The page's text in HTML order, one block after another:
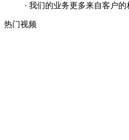
· 我们的业务更多来自客户
热门视频